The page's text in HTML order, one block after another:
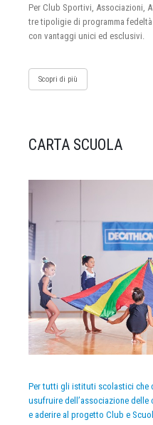
Per Club Sportivi, Associazioni,
tre tipoligie di programma fedeltà
con vantaggi unici ed esclusivi.
Scopri di più
CARTA SCUOLA
Per tutti gli istituti scolastici che
usufruire dell’associazione delle
e aderire al progetto Club e